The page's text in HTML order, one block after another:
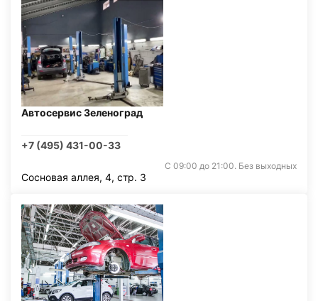
Автосервис Зеленоград
+7 (495) 431-00-33
С 09:00 до 21:00. Без выходных
Сосновая аллея, 4, стр. 3